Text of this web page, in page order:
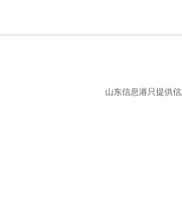
山东信息港只提供